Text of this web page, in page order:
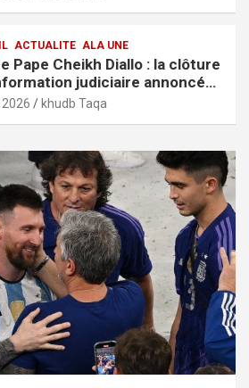
ACTUALITE ALA UNE
Pape Cheikh Diallo : la clôture
judiciaire annoncée
de Pikine-Guédiawaye
khudb Taqa